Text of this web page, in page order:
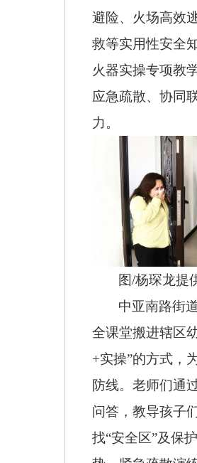
避险、火场高效
救等实用性安全
火器实操专项教
应急疏散、协同
力。
图/杨琛龙提
中亚南路街
全课堂搬进辖区
+实操”的方式，
防线。老师们通
问答，教导孩子
找“安全区”及保